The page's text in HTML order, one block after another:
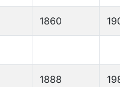
1860
1888